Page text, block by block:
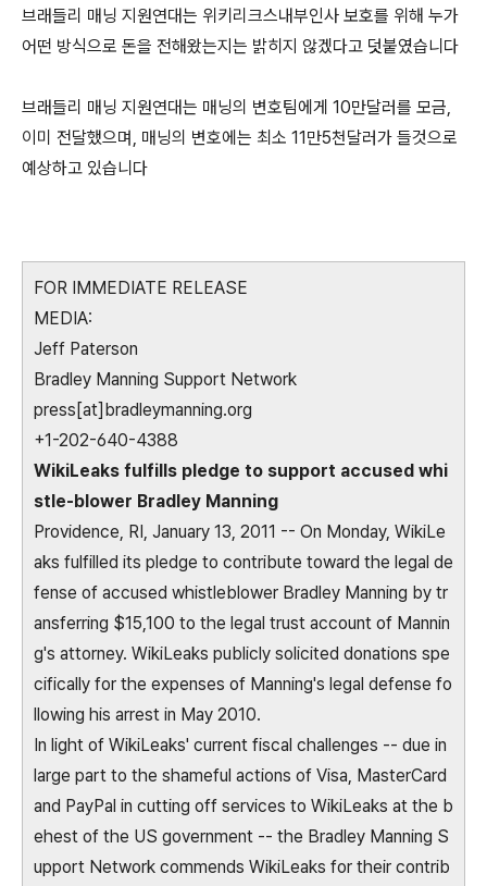
브래들리 매닝 지원연대는 위키리크스내부인사 보호를 위해 누가
어떤 방식으로 돈을 전해왔는지는 밝히지 않겠다고 덧붙였습니다
브래들리 매닝 지원연대는 매닝의 변호팀에게 10만달러를 모금,
이미 전달했으며, 매닝의 변호에는 최소 11만5천달러가 들것으로
예상하고 있습니다
FOR IMMEDIATE RELEASE
MEDIA:
Jeff Paterson
Bradley Manning Support Network
press[at]bradleymanning.org
+1-202-640-4388
WikiLeaks fulfills pledge to support accused whi
stle-blower Bradley Manning
Providence, RI, January 13, 2011 -- On Monday, WikiLe
aks fulfilled its pledge to contribute toward the legal de
fense of accused whistleblower Bradley Manning by tr
ansferring $15,100 to the legal trust account of Mannin
g's attorney. WikiLeaks publicly solicited donations spe
cifically for the expenses of Manning's legal defense fo
llowing his arrest in May 2010.
In light of WikiLeaks' current fiscal challenges -- due in
large part to the shameful actions of Visa, MasterCard
and PayPal in cutting off services to WikiLeaks at the b
ehest of the US government -- the Bradley Manning S
upport Network commends WikiLeaks for their contrib